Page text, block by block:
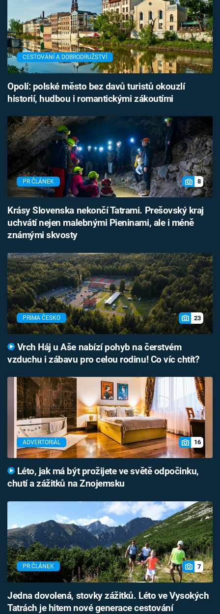
CESTOVÁNÍ A DOBRODRUŽSTVÍ
Opolí: polské město bez davů turistů okouzlí
historií, hudbou i romantickými zákoutími
PR ČLÁNEK 8
Krásy Slovenska nekončí Tatrami. Prešovský kraj
uchvátí nejen malebnými Pieninami, ale i méně
známými skvosty
PRIMA ČESKO 23
Vrch Háj u Aše nabízí pohyb na čerstvém
vzduchu i zábavu pro celou rodinu! Co víc chtít?
ADVERTORIÁL 16
Léto, jak má být prožijete ve světě odpočinku,
chutí a zážitků na Znojemsku
PR ČLÁNEK 7
Jedna dovolená, stovky zážitků. Léto ve Vysokých
Tatrách je hitem nové generace cestování